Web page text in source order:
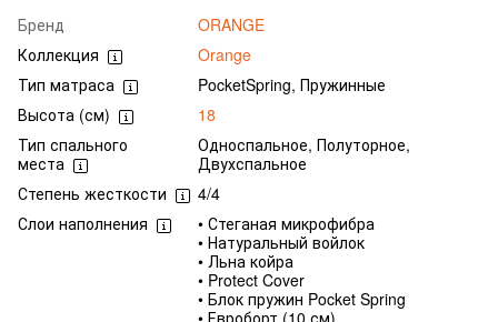
Бренд
ORANGE
Коллекция
Orange
Тип матраса
PocketSpring, Пружинные
Высота (см)
18
Тип спального
места
Односпальное, Полуторное,
Двухспальное
Степень жесткости
4/4
Слои наполнения
• Стеганая микрофибра
• Натуральный войлок
• Льна койра
• Protect Cover
• Блок пружин Pocket Spring